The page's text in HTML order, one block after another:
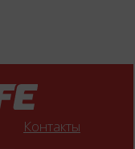
Контакты